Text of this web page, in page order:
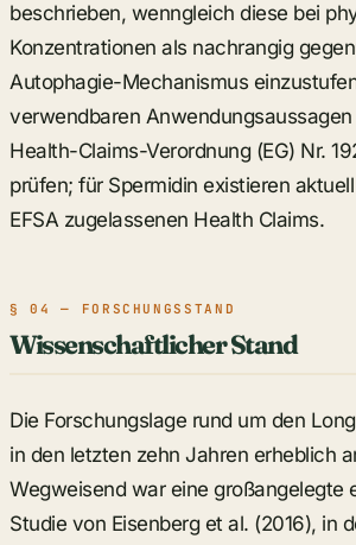
beschrieben, wenngleich diese bei
Konzentrationen als nachrangig
Autophagie-Mechanismus
verwendbaren
Health-Claims-Verordnung (EG) Nr.
prüfen; für Spermidin existieren
EFSA zugelassenen Health Claims.
§ 04 — FORSCHUNGSSTAND
Wissenschaftlicher Stand
Die Forschungslage rund um den
in den letzten zehn Jahren erheblich
Wegweisend war eine großangelegte
Studie von Eisenberg et al. (2016), in